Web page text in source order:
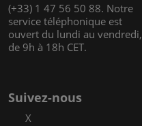
(+33) 1 47 56 50 88. Notre
service téléphonique est
ouvert du lundi au vendredi,
de 9h à 18h CET.
Suivez-nous
X